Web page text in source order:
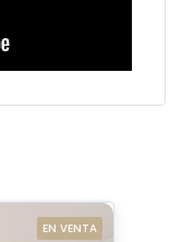
EN VENTA